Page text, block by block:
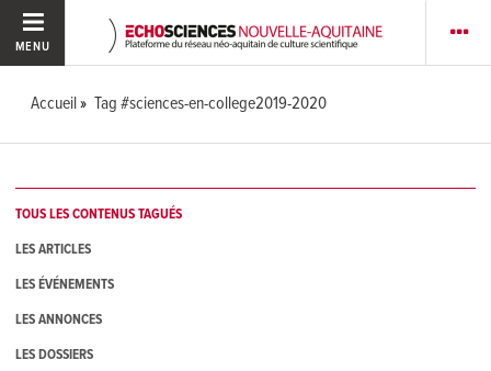
MENU
Accueil Tag #sciences-en-college2019-2020
TOUS LES CONTENUS TAGUÉS
LES ARTICLES
LES ÉVÉNEMENTS
LES ANNONCES
LES DOSSIERS